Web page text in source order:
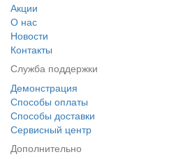
Акции
О нас
Новости
Контакты
Служба поддержки
Демонстрация
Способы оплаты
Способы доставки
Сервисный центр
Дополнительно